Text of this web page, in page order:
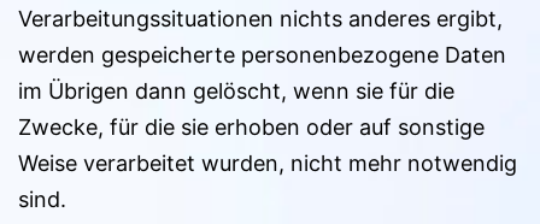
Verarbeitungssituationen nichts anderes ergibt,
werden gespeicherte personenbezogene Daten
im Übrigen dann gelöscht, wenn sie für die
Zwecke, für die sie erhoben oder auf sonstige
Weise verarbeitet wurden, nicht mehr notwendig
sind.